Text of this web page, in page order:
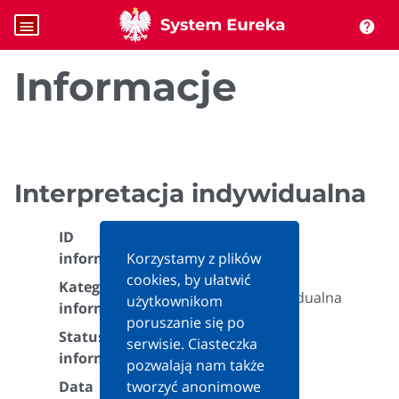
menu help
Informacje
Interpretacja indywidualna
ID
informacji:
Kategoria
informacji:
Interpretacja indywidualna
Status
informacji:
Aktualna
Data
Korzystamy z plików
cookies, by ułatwić
użytkownikom
poruszanie się po
serwisie. Ciasteczka
pozwalają nam także
tworzyć anonimowe